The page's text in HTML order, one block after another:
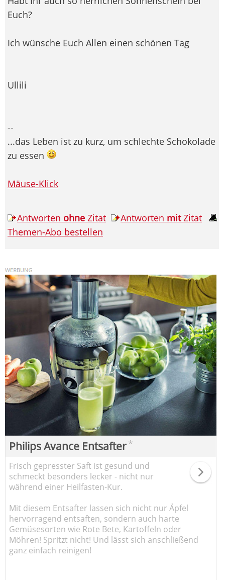
Euch?
Ich wünsche Euch Allen einen schönen Tag
Ullili
--
...das Leben ist zu kurz, um schlechte Schokolade
zu essen
Mäuse-Klick
Antworten ohne Zitat Antworten mitZitat
Themen-Abo bestellen
Philips Avance Entsafter*
Frisch gepresster Saft ist gesund und
schmeckt besonders lecker - nicht nur
während einer Heilfasten-Kur.
Mit diesem Entsafter lassen sich nicht nur Äpfel
hervorragend entsaften, sondern auch harte
Gemüsesorten wie Rote Bete, Kartoffeln oder
Möhren! Spritzt nicht! Und lässt sich anschließend
ganz einfach reinigen!